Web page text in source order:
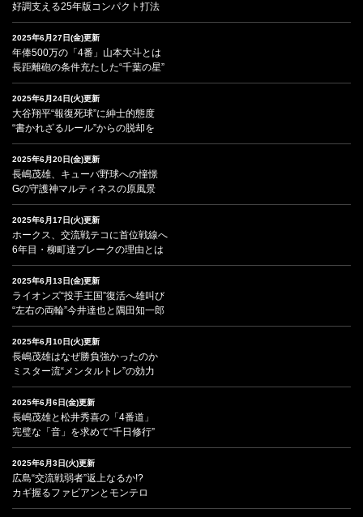
好調支える25年版コンパクト打法
2025年6月27日(金)更新
年俸500万の「4番」山本大斗とは
長距離砲の条件充たした“千葉の星”
2025年6月24日(火)更新
大谷翔平“報復死球”に紳士的態度
“書かれざるルール”からの脱却を
2025年6月20日(金)更新
長嶋茂雄、キューバ野球への憧憬
Gの守護神マルティネスの原風景
2025年6月17日(火)更新
ホークス、交流戦テコに首位戦線へ
6年目・柳町達ブレークの理由とは
2025年6月13日(金)更新
ライオンズ“投手王国”復活へ雄叫び
“左右の両輪”今井達也と隅田知一郎
2025年6月10日(火)更新
長嶋茂雄はなぜ勝負強かったのか
ミスター流“メンタルトレ”の効力
2025年6月6日(金)更新
長嶋茂雄と松井秀喜の「4番道」
完璧な「音」を求めて“千日修行”
2025年6月3日(火)更新
広島“交流戦弱者”返上なるか!?
カギ握るファビアンとモンテロ